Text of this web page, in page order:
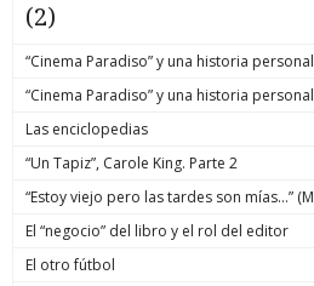
(2)
“Cinema Paradiso” y una historia
“Cinema Paradiso” y una historia
Las enciclopedias
“Un Tapiz”, Carole King. Parte 2
“Estoy viejo pero las tardes son mías…”
El “negocio” del libro y el rol del editor
El otro fútbol